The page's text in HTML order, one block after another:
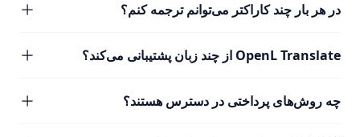
در هر بار چند کاراکتر می‌توانم ترجمه کنم؟
OpenL Translate از چند زبان پشتیبانی می‌کند؟
چه روش‌های پرداختی در دسترس هستند؟